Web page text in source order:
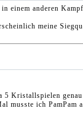
einem anderen
meine
Kristallspielen
musste ich PamPam